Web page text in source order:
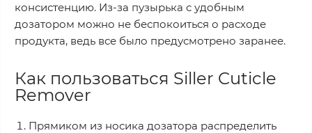
консистенцию. Из-за пузырька с удобным
дозатором можно не беспокоиться о расходе
продукта, ведь все было предусмотрено заранее.
Как пользоваться Siller Cuticle
Remover
Прямиком из носика дозатора распределить